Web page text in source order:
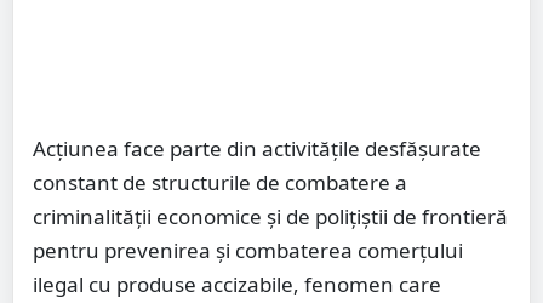
Acțiunea face parte din activitățile desfășurate
constant de structurile de combatere a
criminalității economice și de polițiștii de frontieră
pentru prevenirea și combaterea comerțului
ilegal cu produse accizabile, fenomen care